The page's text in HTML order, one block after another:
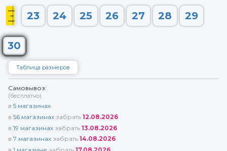
23 24 25 26 27 28 29
30
Таблица размеров
Самовывоз:
(бесплатно)
в 5 магазинах
в 56 магазинах забрать 12.08.2026
в 19 магазинах забрать 13.08.2026
в 7 магазинах забрать 14.08.2026